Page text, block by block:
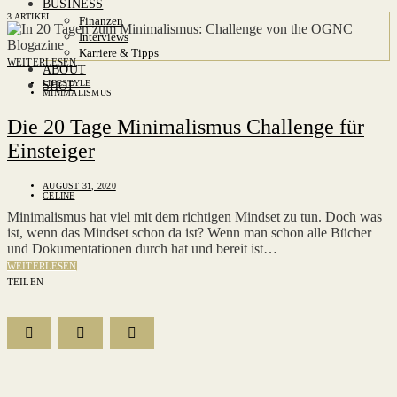
BUSINESS
Finanzen
Interviews
Karriere & Tipps
ABOUT
SHOP
3 ARTIKEL
WEITERLESEN
LIFESTYLE
MINIMALISMUS
Die 20 Tage Minimalismus Challenge für
Einsteiger
AUGUST 31, 2020
CELINE
Minimalismus hat viel mit dem richtigen Mindset zu tun. Doch was
ist, wenn das Mindset schon da ist? Wenn man schon alle Bücher
und Dokumentationen durch hat und bereit ist…
WEITERLESEN
TEILEN